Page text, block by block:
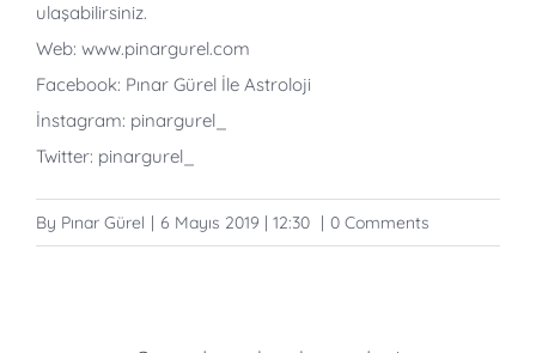
ulaşabilirsiniz.
Web: www.pinargurel.com
Facebook: Pınar Gürel İle Astroloji
İnstagram: pinargurel_
Twitter: pinargurel_
By Pınar Gürel | 6 Mayıs 2019 | 12:30 | 0 Comments